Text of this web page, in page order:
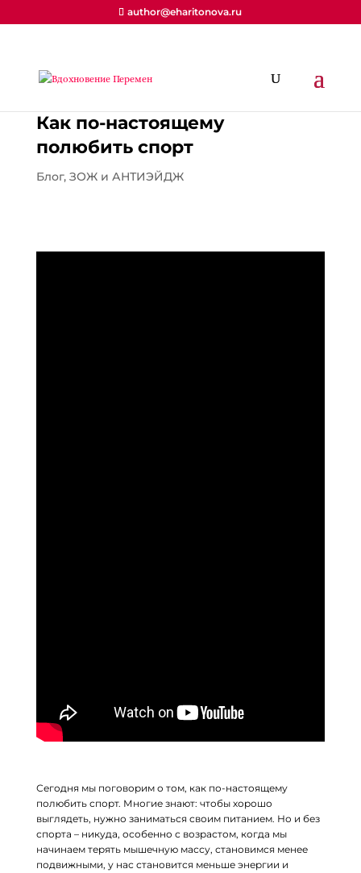
author@eharitonova.ru
Как по-настоящему
полюбить спорт
Блог, ЗОЖ и АНТИЭЙДЖ
Сегодня мы поговорим о том, как по-настоящему
полюбить спорт. Многие знают: чтобы хорошо
выглядеть, нужно заниматься своим питанием. Но и без
спорта – никуда, особенно с возрастом, когда мы
начинаем терять мышечную массу, становимся менее
подвижными, у нас становится меньше энергии и